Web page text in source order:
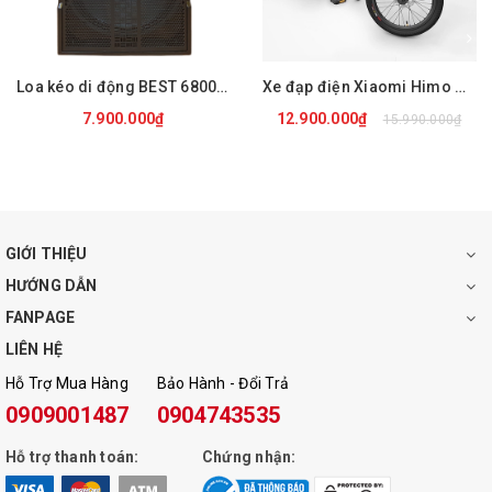
Thời lượng pin : 4 – 8 giờ
Kích thước : 34x58x35 cm
Trọng lượng : 22 kg
Loa kéo di động BEST 6800 PRO
7.900.000₫
Xe đạp điện Xiaomi Himo C20
12.900.000₫
15.990.000₫
GIỚI THIỆU
HƯỚNG DẪN
FANPAGE
LIÊN HỆ
Hỗ Trợ Mua Hàng
0909001487
Bảo Hành - Đổi Trả
0904743535
Hỗ trợ thanh toán: Chứng nhận: